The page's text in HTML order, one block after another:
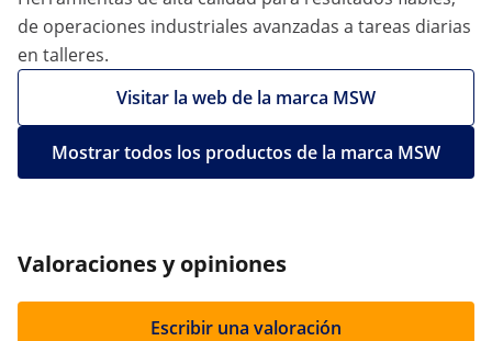
de operaciones industriales avanzadas a tareas diarias
en talleres.
Visitar la web de la marca MSW
Mostrar todos los productos de la marca MSW
Valoraciones y opiniones
Escribir una valoración